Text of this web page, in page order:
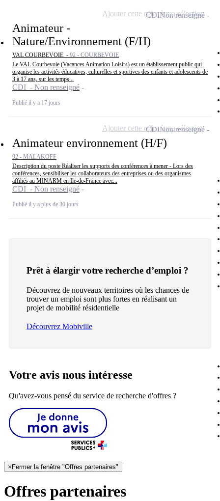
Animateur -
Nature/Environnement (F/H)
VAL COURBEVOIE - 92 - COURBEVOIE
Le VAL Courbevoie (Vacances Animation Loisirs) est un établissement public qui
organise les activités éducatives, culturelles et sportives des enfants et adolescents de
3 à 17 ans, sur les temps...
CDI - Non renseigné
Publié il y a 17 jours
CDINon renseigné
Ajouter cette offre à ma sélection
Animateur environnement (H/F)
92 - MALAKOFF
Description du poste Réaliser les supports des conférences à mener - Lors des
conférences, sensibiliser les collaborateurs des entreprises ou des organismes
affiliés au MINARM en Ile-de-France avec...
CDI - Non renseigné
Publié il y a plus de 30 jours
CDINon renseigné
Ajouter cette offre à ma sélection
Prêt à élargir votre recherche d’emploi ?
Découvrez de nouveaux territoires où les chances de
trouver un emploi sont plus fortes en réalisant un
projet de mobilité résidentielle
Découvrez Mobiville
Votre avis nous intéresse
Qu'avez-vous pensé du service de recherche d'offres ?
× Fermer la fenêtre "Offres partenaires"
Offres partenaires